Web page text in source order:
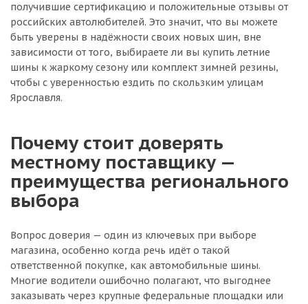
получившие сертификацию и положительные отзывы от
российских автолюбителей. Это значит, что вы можете
быть уверены в надёжности своих новых шин, вне
зависимости от того, выбираете ли вы купить летние
шины к жаркому сезону или комплект зимней резины,
чтобы с уверенностью ездить по скользким улицам
Ярославля.
Почему стоит доверять
местному поставщику —
преимущества регионального
выбора
Вопрос доверия — один из ключевых при выборе
магазина, особенно когда речь идёт о такой
ответственной покупке, как автомобильные шины.
Многие водители ошибочно полагают, что выгоднее
заказывать через крупные федеральные площадки или